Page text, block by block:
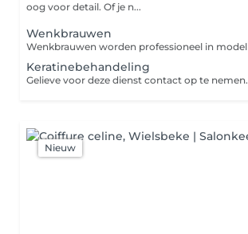
oog voor detail. Of je n...
Wenkbrauwen
Keratinebehandeling
Gelieve voor deze dienst contact op te nemen.
Nieuw